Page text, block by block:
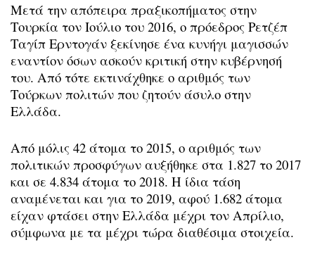
Μετά την απόπειρα πραξικοπήματος στην
Τουρκία τον Ιούλιο του 2016, ο πρόεδρος Ρετζέπ
Ταγίπ Ερντογάν ξεκίνησε ένα κυνήγι μαγισσών
εναντίον όσων ασκούν κριτική στην κυβέρνησή
του. Από τότε εκτινάχθηκε ο αριθμός των
Τούρκων πολιτών που ζητούν άσυλο στην
Ελλάδα.
Από μόλις 42 άτομα το 2015, ο αριθμός των
πολιτικών προσφύγων αυξήθηκε στα 1.827 το 2017
και σε 4.834 άτομα το 2018. Η ίδια τάση
αναμένεται και για το 2019, αφού 1.682 άτομα
είχαν φτάσει στην Ελλάδα μέχρι τον Απρίλιο,
σύμφωνα με τα μέχρι τώρα διαθέσιμα στοιχεία.